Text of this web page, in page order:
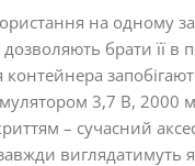
на одному
брати її
3,7 В, 2000
– сучасний
виглядатимуть